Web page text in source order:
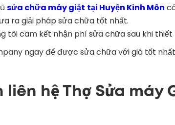
sửa chữa máy giặt tại Huyện Kinh Môn
ra giải pháp sửa chữa tốt nhất.
tôi cam kết nhận phí sửa chữa sau khi
ngay để được sửa chữa với giá tốt
hệ Thợ Sửa máy